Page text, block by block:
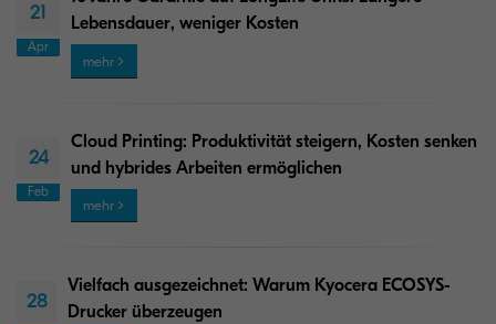
21
Apr
Lebensdauer, weniger Kosten
mehr
24
Feb
Cloud Printing: Produktivität steigern, Kosten senken
und hybrides Arbeiten ermöglichen
mehr
28
Vielfach ausgezeichnet: Warum Kyocera ECOSYS-
Drucker überzeugen